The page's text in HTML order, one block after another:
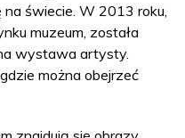
świecie. W 2013 roku,
muzeum, została
wystawa artysty.
można obejrzeć